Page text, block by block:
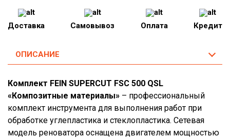
Доставка Самовывоз Оплата Кредит
ОПИСАНИЕ
Комплект FEIN SUPERCUT FSC 500 QSL
«Композитные материалы» – профессиональный
комплект инструмента для выполнения работ при
обработке углепластика и стеклопластика. Сетевая
модель реноватора оснащена двигателем мощностью